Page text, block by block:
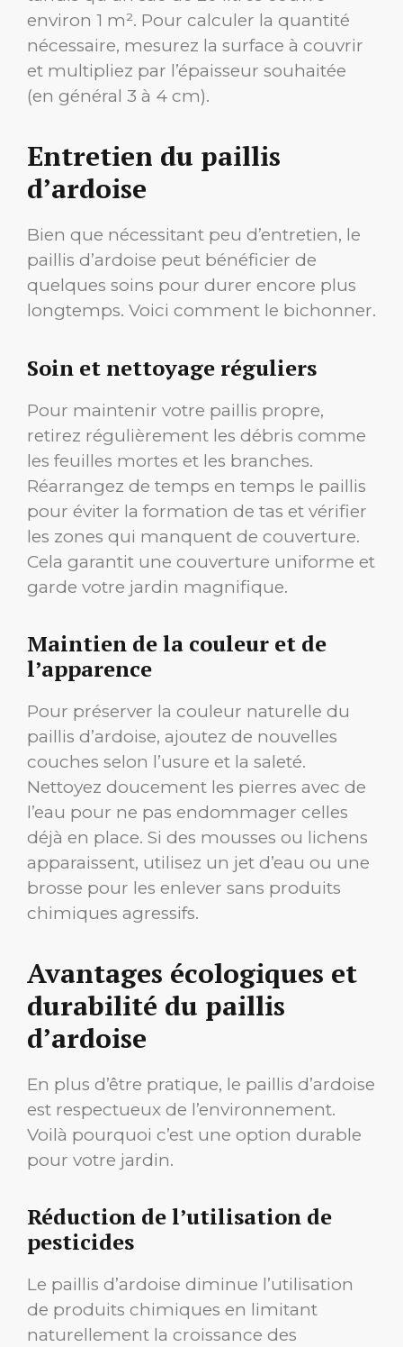
environ 1 m². Pour calculer la quantité
nécessaire, mesurez la surface à couvrir
et multipliez par l’épaisseur souhaitée
(en général 3 à 4 cm).
Entretien du paillis
d’ardoise
Bien que nécessitant peu d’entretien, le
paillis d’ardoise peut bénéficier de
quelques soins pour durer encore plus
longtemps. Voici comment le bichonner.
Soin et nettoyage réguliers
Pour maintenir votre paillis propre,
retirez régulièrement les débris comme
les feuilles mortes et les branches.
Réarrangez de temps en temps le paillis
pour éviter la formation de tas et vérifier
les zones qui manquent de couverture.
Cela garantit une couverture uniforme et
garde votre jardin magnifique.
Maintien de la couleur et de
l’apparence
Pour préserver la couleur naturelle du
paillis d’ardoise, ajoutez de nouvelles
couches selon l’usure et la saleté.
Nettoyez doucement les pierres avec de
l’eau pour ne pas endommager celles
déjà en place. Si des mousses ou lichens
apparaissent, utilisez un jet d’eau ou une
brosse pour les enlever sans produits
chimiques agressifs.
Avantages écologiques et
durabilité du paillis
d’ardoise
En plus d’être pratique, le paillis d’ardoise
est respectueux de l’environnement.
Voilà pourquoi c’est une option durable
pour votre jardin.
Réduction de l’utilisation de
pesticides
Le paillis d’ardoise diminue l’utilisation
de produits chimiques en limitant
naturellement la croissance des